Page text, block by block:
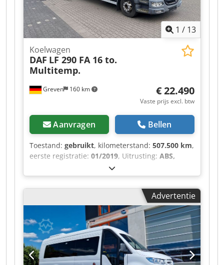
1 / 13
Greven 160 km
Koelwagen
DAF LF 290 FA 16 to.
Multitemp.
€ 22.490
Vaste prijs excl. btw
Aanvragen Bellen
Toestand: gebruikt, kilometerstand: 507.500 km,
eerste registratie: 01/2019, Uitrusting: ABS,
, LF 290 FA 16,
multitemperatuur, blauw, Nagel, laadklep Bär.
Crjdjzr S Uhspfx Ab Tsf
Advertentie